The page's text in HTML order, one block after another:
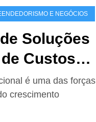
E NEGÓCIOS
Soluções
Custos
é uma das forças
crescimento